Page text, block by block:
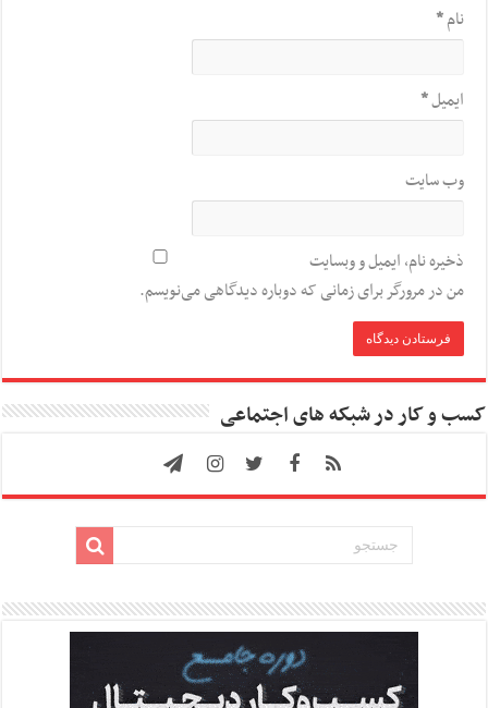
نام*
ایمیل*
وب‌ سایت
ذخیره نام، ایمیل و وبسایت
من در مرورگر برای زمانی که دوباره دیدگاهی می‌نویسم.
کسب و کار در شبکه های اجتماعی